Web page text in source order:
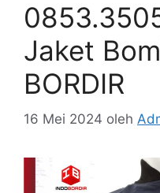
Jaket
BORDIR
16 Mei 2024 oleh